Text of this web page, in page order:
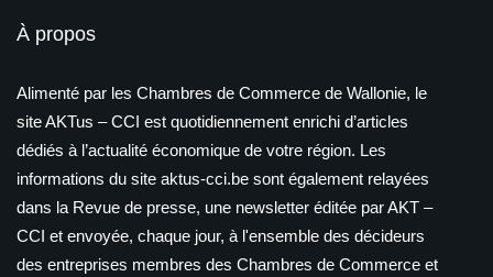
À propos
Alimenté par les Chambres de Commerce de Wallonie, le
site AKTus – CCI est quotidiennement enrichi d’articles
dédiés à l’actualité économique de votre région. Les
informations du site aktus-cci.be sont également relayées
dans la Revue de presse, une newsletter éditée par AKT –
CCI et envoyée, chaque jour, à l'ensemble des décideurs
des entreprises membres des Chambres de Commerce et